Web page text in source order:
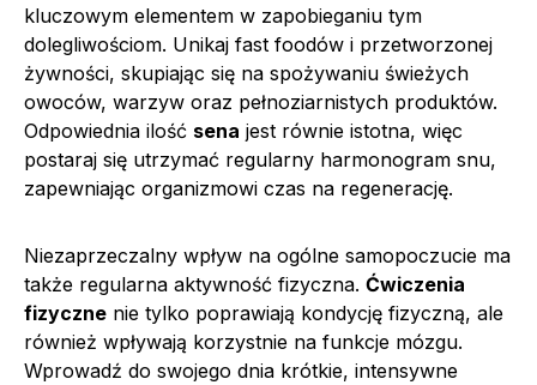
kluczowym elementem w zapobieganiu tym
dolegliwościom. Unikaj fast foodów i przetworzonej
żywności, skupiając się na spożywaniu świeżych
owoców, warzyw oraz pełnoziarnistych produktów.
Odpowiednia ilość sena jest równie istotna, więc
postaraj się utrzymać regularny harmonogram snu,
zapewniając organizmowi czas na regenerację.
Niezaprzeczalny wpływ na ogólne samopoczucie ma
także regularna aktywność fizyczna. Ćwiczenia
fizyczne nie tylko poprawiają kondycję fizyczną, ale
również wpływają korzystnie na funkcje mózgu.
Wprowadź do swojego dnia krótkie, intensywne